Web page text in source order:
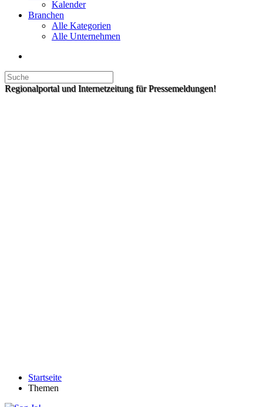
Kalender
Branchen
Alle Kategorien
Alle Unternehmen
Regionalportal und Internetzeitung für Pressemeldungen!
Startseite
Themen